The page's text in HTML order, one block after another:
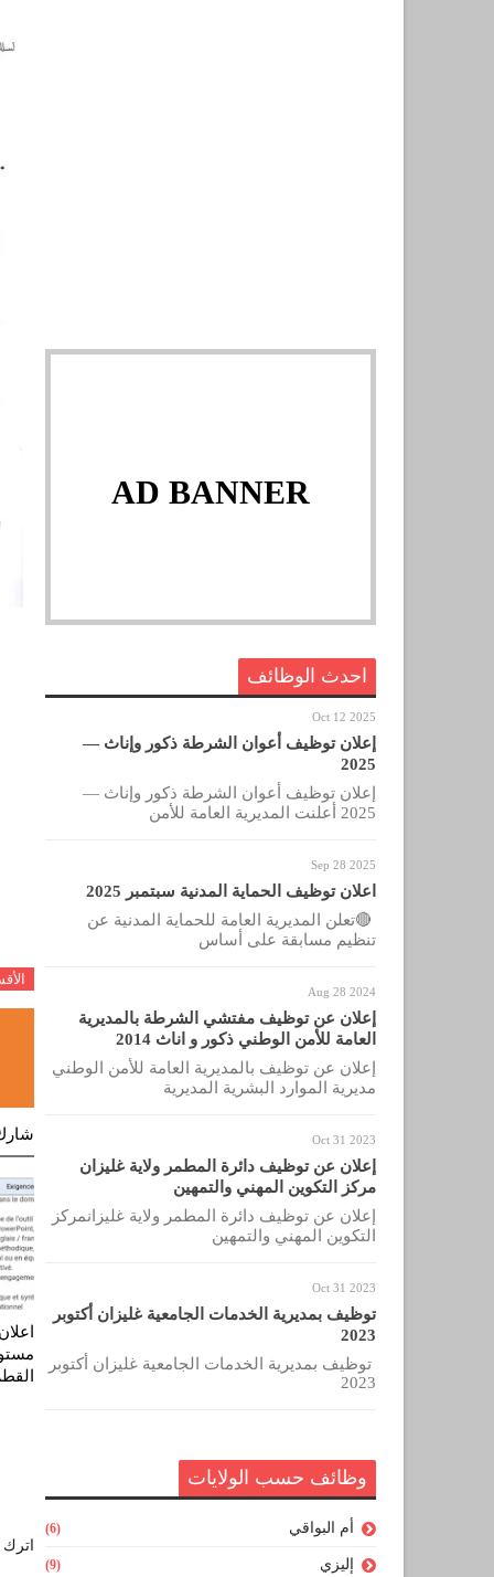
AD BANNER
احدث الوظائف
Oct 12 2025
إعلان توظيف أعوان الشرطة ذكور وإناث —
2025
إعلان توظيف أعوان الشرطة ذكور وإناث —
2025 أعلنت المديرية العامة للأمن
Sep 28 2025
اعلان توظيف الحماية المدنية سبتمبر 2025
🔴تعلن المديرية العامة للحماية المدنية عن
تنظيم مسابقة على أساس
Aug 28 2024
إعلان عن توظيف مفتشي الشرطة بالمديرية
العامة للأمن الوطني ذكور و اناث 2014
إعلان عن توظيف بالمديرية العامة للأمن الوطني
مديرية الموارد البشرية المديرية
Oct 31 2023
إعلان عن توظيف دائرة المطمر ولاية غليزان
مركز التكوين المهني والتمهين
إعلان عن توظيف دائرة المطمر ولاية غليزانمركز
التكوين المهني والتمهين
Oct 31 2023
توظيف بمديرية الخدمات الجامعية غليزان أكتوبر
2023
توظيف بمديرية الخدمات الجامعية غليزان أكتوبر
2023
وظائف حسب الولايات
أم البواقي (6)
إليزي (9)
اترك